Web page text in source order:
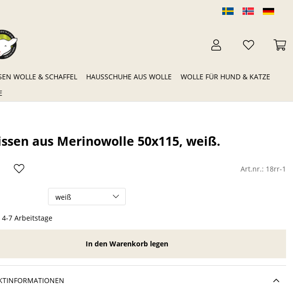
WOLLE & SCHAFFEL HAUSSCHUHE AUS WOLLE
WOLLE FÜR HUND & KATZE
aus Merinowolle 50x115, weiß.
Art.nr.: 18rr-1
4-7 Arbeitstage
In den Warenkorb legen